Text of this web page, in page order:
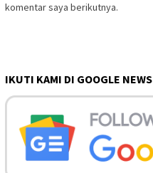
komentar saya berikutnya.
IKUTI KAMI DI GOOGLE NEWS